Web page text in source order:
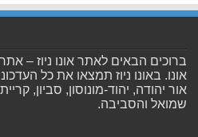
ברוכים הבאים לאתר אונו ניוז –
אונו. באונו ניוז תמצאו את כל
אור יהודה, יהוד-מונוסון, סביון,
שמואל והסביבה.